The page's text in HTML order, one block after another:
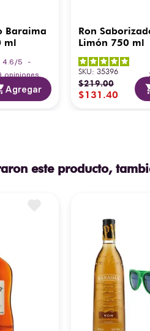
Baraima
ml
4.6 /5
-
opiniones
Agregar
Ron
Limón 750 ml
SKU: 35396
$219.00
$131 .40
este producto,